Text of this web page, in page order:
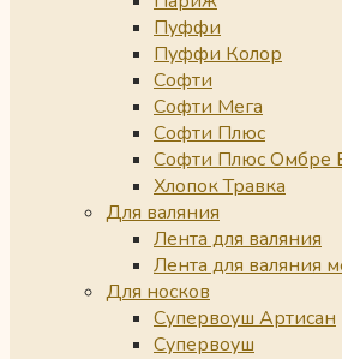
Пуффи
Пуффи Колор
Софти
Софти Мега
Софти Плюс
Софти Плюс Омбре
Хлопок Травка
Для валяния
Лента для валяния
Лента для валяния
Для носков
Супервоуш Артисан
Супервоуш